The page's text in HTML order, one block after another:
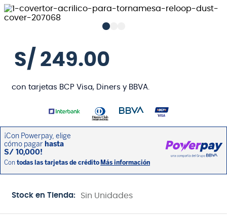
S/ 249.00
con tarjetas BCP Visa, Diners y BBVA.
Stock en Tienda: Sin Unidades